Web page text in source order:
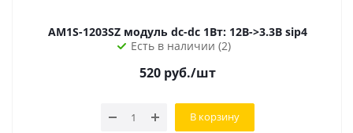
AM1S-1203SZ модуль dc-dc 1Вт: 12В->3.3В sip4
Есть в наличии (2)
520руб./шт
В корзину